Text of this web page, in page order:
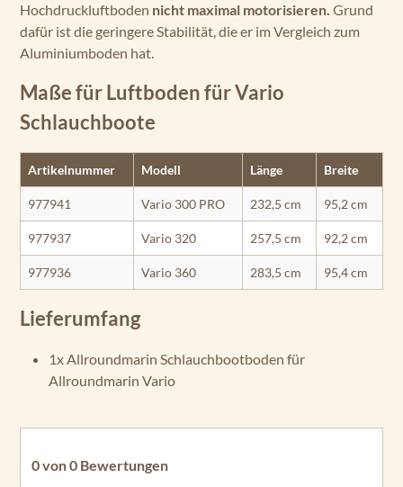
Hochdruckluftboden nicht maximal motorisieren. Grund
dafür ist die geringere Stabilität, die er im Vergleich zum
Aluminiumboden hat.
Maße für Luftboden für Vario
Schlauchboote
Artikelnummer Modell Länge Breite
977941 Vario 300 PRO 232,5 cm 95,2 cm
977937 Vario 320 257,5 cm 92,2 cm
977936 Vario 360 283,5 cm 95,4 cm
Lieferumfang
1x Allroundmarin Schlauchbootboden für
Allroundmarin Vario
0 von 0 Bewertungen